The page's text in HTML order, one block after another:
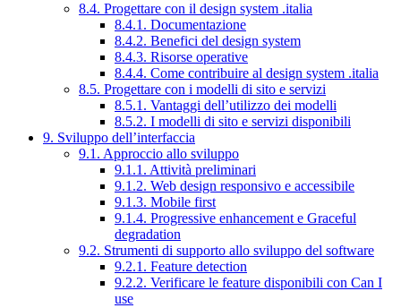
8.4. Progettare con il design system .italia
8.4.1. Documentazione
8.4.2. Benefici del design system
8.4.3. Risorse operative
8.4.4. Come contribuire al design system .italia
8.5. Progettare con i modelli di sito e servizi
8.5.1. Vantaggi dell’utilizzo dei modelli
8.5.2. I modelli di sito e servizi disponibili
9. Sviluppo dell’interfaccia
9.1. Approccio allo sviluppo
9.1.1. Attività preliminari
9.1.2. Web design responsivo e accessibile
9.1.3. Mobile first
9.1.4. Progressive enhancement e Graceful
degradation
9.2. Strumenti di supporto allo sviluppo del software
9.2.1. Feature detection
9.2.2. Verificare le feature disponibili con Can I
use